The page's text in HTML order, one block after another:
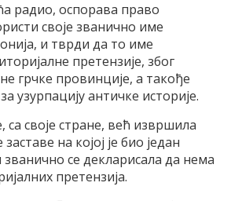
радио, оспорава право
своје званично име
и тврди да то име
претензије, због
грчке провинције, а такође
узурпацију античке историје.
са своје стране, већ извршила
на којој је био један
се декларисала да нема
претензија.